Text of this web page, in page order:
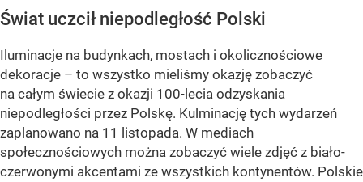
Świat uczcił niepodległość Polski
Iluminacje na budynkach, mostach i okolicznościowe
dekoracje – to wszystko mieliśmy okazję zobaczyć
na całym świecie z okazji 100-lecia odzyskania
niepodległości przez Polskę. Kulminację tych wydarzeń
zaplanowano na 11 listopada. W mediach
społecznościowych można zobaczyć wiele zdjęć z biało-
czerwonymi akcentami ze wszystkich kontynentów. Polskie